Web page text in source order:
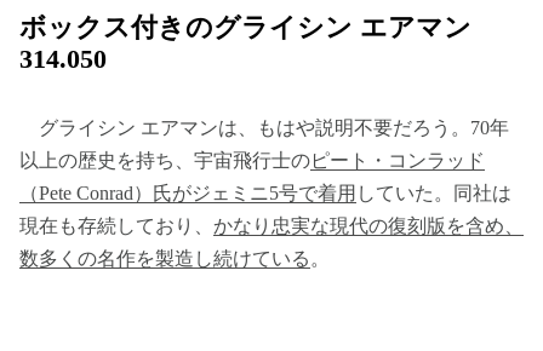
ボックス付きのグライシン エアマン
314.050
グライシン エアマンは、もはや説明不要だろう。70年
以上の歴史を持ち、宇宙飛行士のピート・コンラッド
（Pete Conrad）氏がジェミニ5号で着用 していた。同社は
現在も存続しており、 かなり忠実な現代の復刻版を含め、
数多くの名作を製造し続けている 。